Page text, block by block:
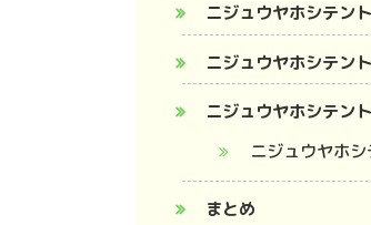
ニジュウヤホシテン
ニジュウヤホシテン
ニジュウヤホシテン
ニジュウヤホ
まとめ